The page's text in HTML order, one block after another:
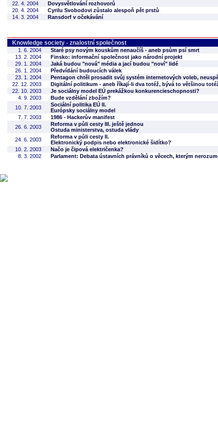
22. 4. 2004
Dovysvětlování rozhovorů
20. 4. 2004
Cyrilu Svobodovi zůstalo alespoň pět prstů
14. 3. 2004
Ransdorf v očekávání
Knowledge society - znalostní společnost
1. 6. 2004
Staré psy novým kouskům nenaučíš - aneb psům psí smrt
13. 2. 2004
Finsko: informační společnost jako národní projekt
29. 1. 2004
Jaká budou "nová" média a jací budou "noví" lidé
26. 1. 2004
Předvídání budoucích válek
23. 1. 2004
Pentagon chtěl prosadit svůj systém internetových voleb,
22. 12. 2003
Digitální politikum - aneb říkají-li dva totéž, bývá to většinou
22. 10. 2003
Je sociálny model EÚ prekážkou konkurencieschopnosti?
4. 9. 2003
Bude vzdělání zbožím?
10. 7. 2003
Sociální politika EÚ II.
Európsky sociálny model
7. 7. 2003
1986 - Hackerův manifest
26. 6. 2003
Reforma v půli cesty III. ještě jednou
Ostuda ministerstva, ostuda vlády
24. 6. 2003
Reforma v půli cesty II.
Elektronický podpis nebo elektronické šidítko?
10. 2. 2003
Načo je čipová električenka?
8. 3. 2002
Parlament: Debata ústavních právníků o věcech, kterým